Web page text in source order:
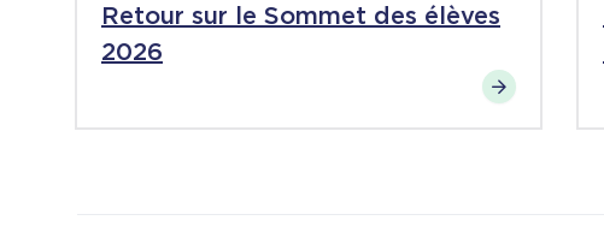
Retour sur le Sommet des élèves
2026